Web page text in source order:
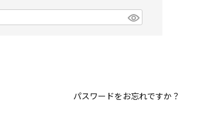
パスワードをお忘れですか？